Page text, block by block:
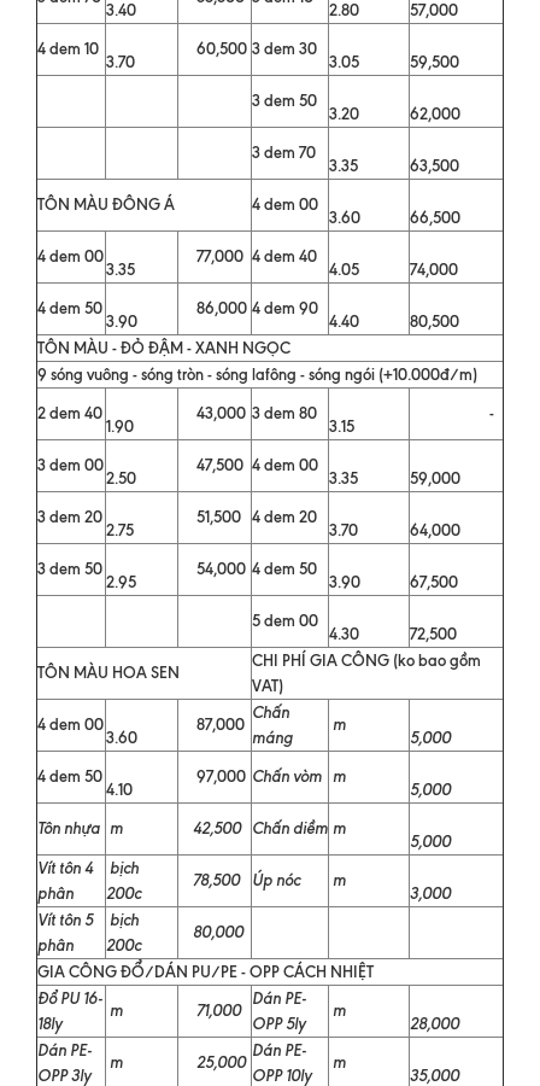
3.40 2.80
57,000
4 dem 10
3.70
60,500 3 dem 30
3.05
59,500
3 dem 50
3.20
62,000
3 dem 70
3.35
63,500
TÔN MÀU ĐÔNG Á
4 dem 00
3.60
66,500
4 dem 00
3.35
77,000 4 dem 40
4.05
74,000
4 dem 50
3.90
86,000 4 dem 90
4.40
80,500
TÔN MÀU - ĐỎ ĐẬM - XANH NGỌC
9 sóng vuông - sóng tròn - sóng lafông - sóng ngói (+10.000đ/m)
2 dem 40
1.90
43,000 3 dem 80
3.15
-
3 dem 00
2.50
47,500 4 dem 00
3.35
59,000
3 dem 20
2.75
51,500 4 dem 20
3.70
64,000
3 dem 50
2.95
54,000 4 dem 50
3.90
67,500
5 dem 00
4.30
72,500
TÔN MÀU HOA SEN
CHI PHÍ GIA CÔNG (ko bao gồm
VAT)
4 dem 00
3.60
87,000
Chấn
máng
m
5,000
4 dem 50
4.10
97,000 Chấn vòm m
5,000
Tôn nhựa m 42,500 Chấn diềm m
5,000
Vít tôn 4
phân
bịch
200c
78,500 Úp nóc m
3,000
Vít tôn 5
phân
bịch
200c
80,000
GIA CÔNG ĐỔ/DÁN PU/PE - OPP CÁCH NHIỆT
Đổ PU 16-
18ly
m 71,000
Dán PE-
OPP 5ly
m
28,000
Dán PE-
OPP 3ly
m 25,000
Dán PE-
OPP 10ly
m
35,000